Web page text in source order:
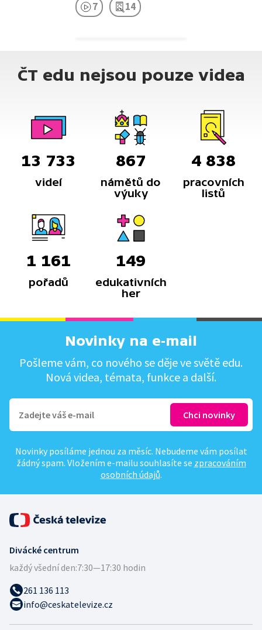
7 14
ČT edu nejsou pouze videa
13 733
videí
867
námětů do
výuky
4 838
pracovních
listů
1 161
pořadů
149
edukativních
her
Novinky na e-mail
Pošleme vám, co nového se děje ve světě edu.
Nová videa, témata, funkce a další.
Novinky posíláme jednou za měsíc. Nebudeme vám posílat
žádný spam. Vložením e-mailu souhlasíte se zpracováním
osobních údajů.